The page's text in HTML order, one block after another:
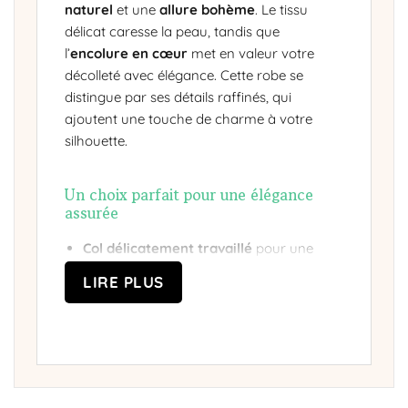
naturel et uneallure bohème. Le tissu
délicat caresse la peau, tandis que
l’encolure en cœur met en valeur votre
décolleté avec élégance. Cette robe se
distingue par ses détails raffinés, qui
ajoutent une touche de charme à votre
silhouette.
Un choix parfait pour une élégance
assurée
Col délicatement travaillé pour une
touche de modernité
Cordon de serrage à la taille
LIRE PLUS